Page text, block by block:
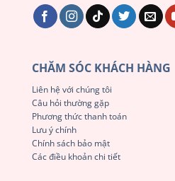
CHĂM SÓC KHÁCH HÀNG
Liên hệ với chúng tôi
Câu hỏi thường gặp
Phương thức thanh toán
Lưu ý chính
Chính sách bảo mật
Các điều khoản chi tiết